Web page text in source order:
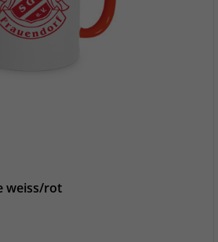
weiss/rot